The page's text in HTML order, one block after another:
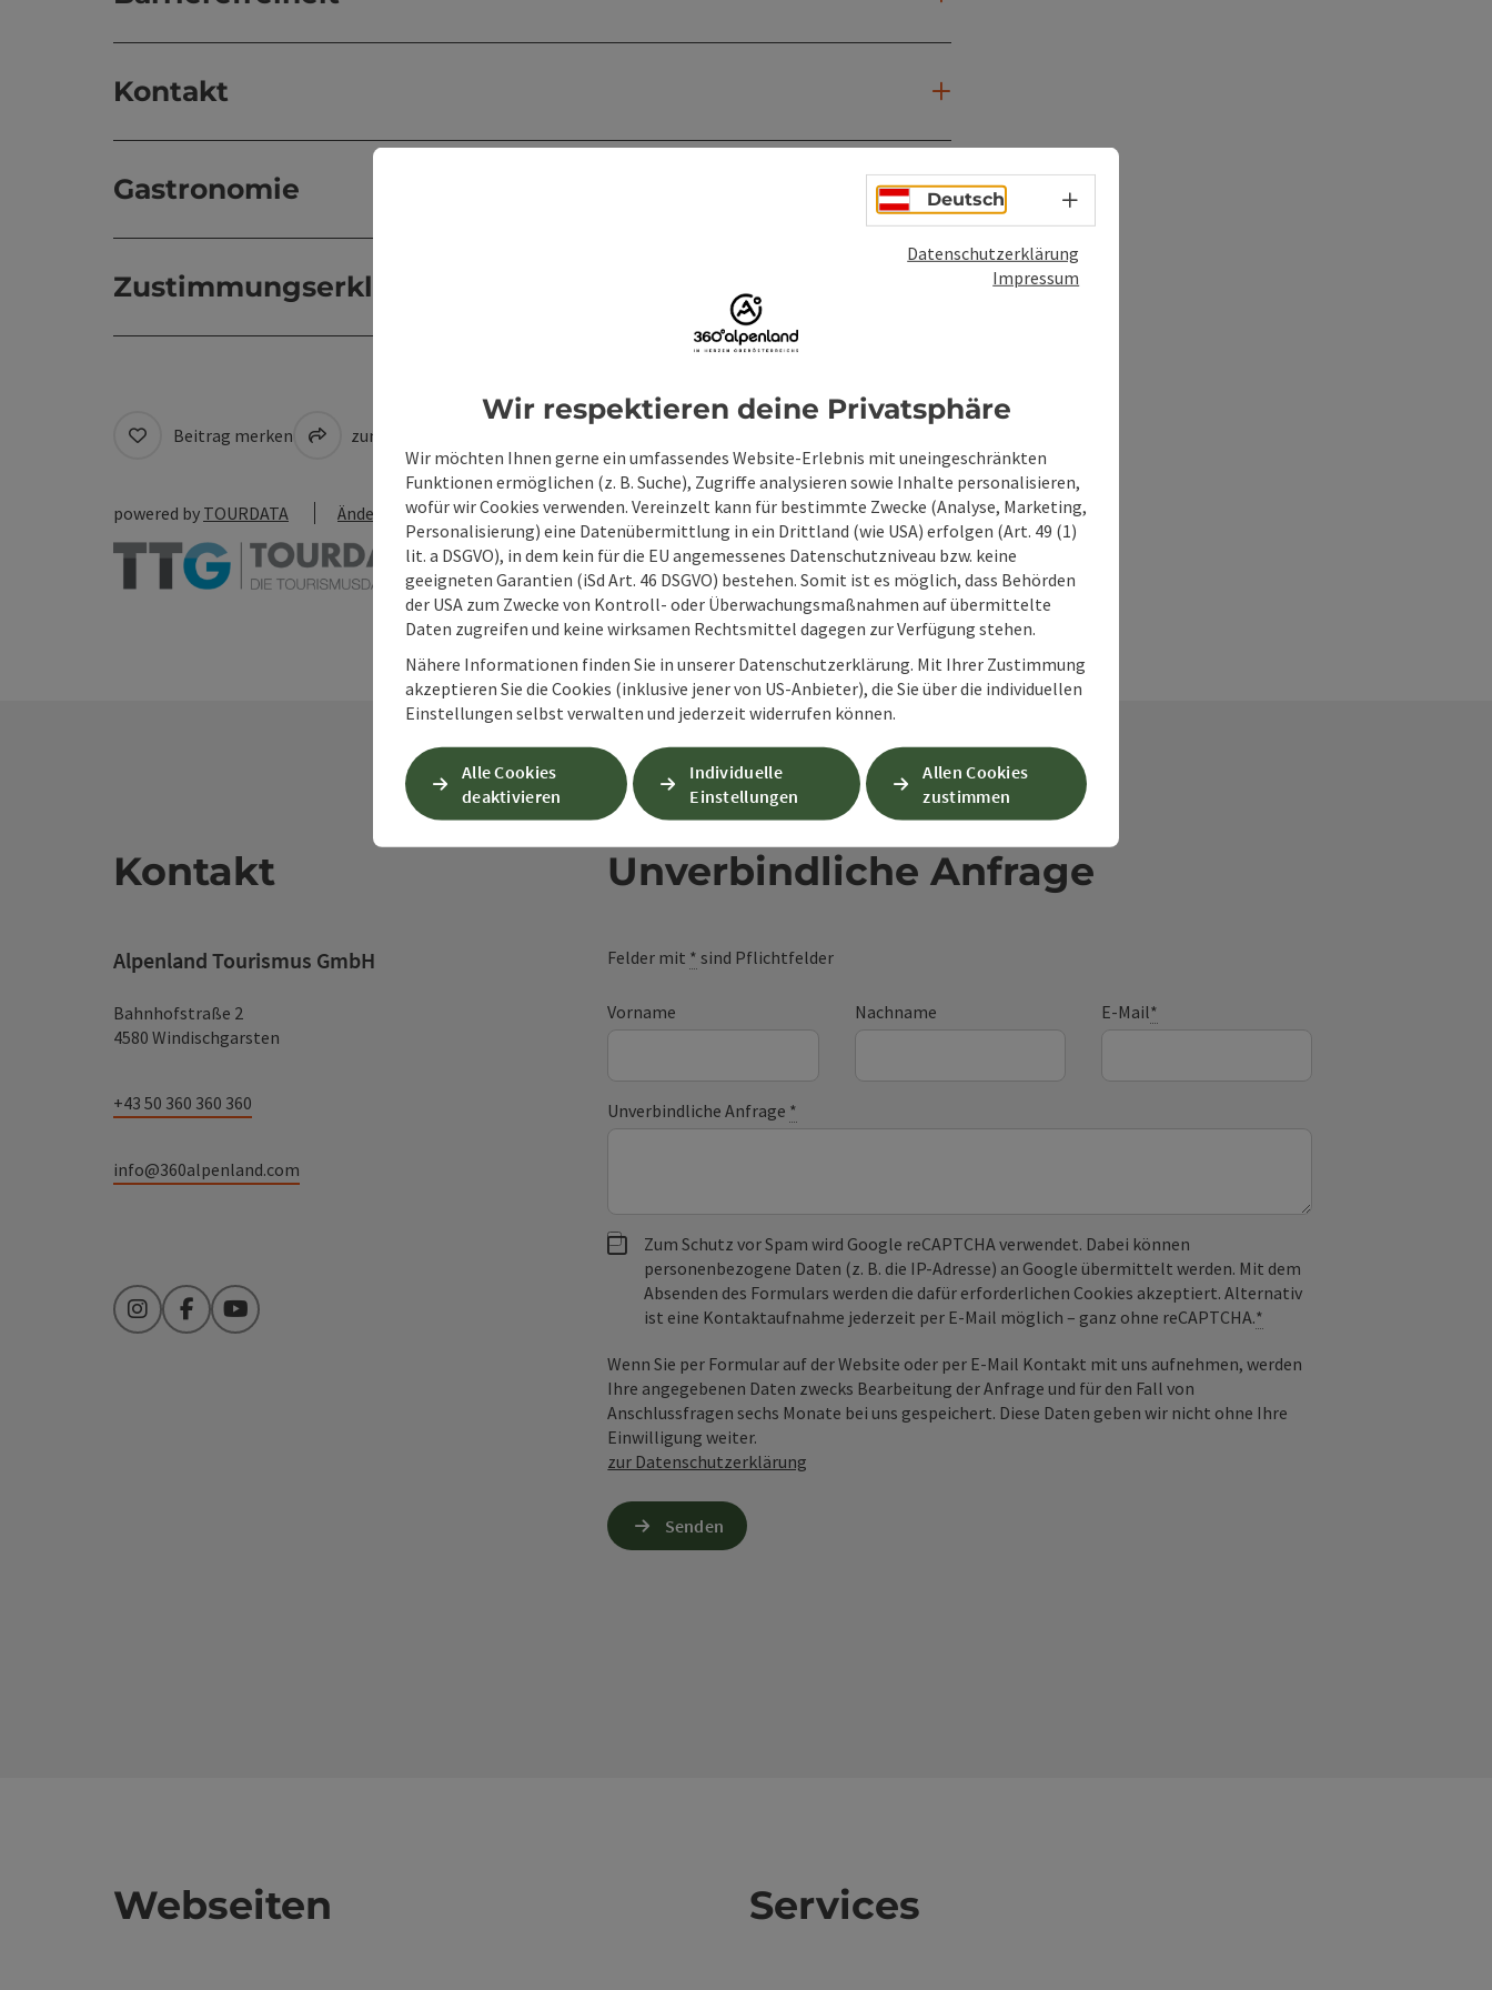
Kontakt
Gastronomie
Zustimmungserklärung
Beitrag merken zum Merkzettel
powered by TOURDATA Änderung vorschlagen
Kontakt
Alpenland Tourismus GmbH
Bahnhofstraße 2
4580 Windischgarsten
+43 50 360 360 360
info@360alpenland.com
InstagramFacebookYouTube
Unverbindliche Anfrage
Felder mit * sind Pflichtfelder
Vorname Nachname E-Mail*
Unverbindliche Anfrage *
Zum Schutz vor Spam wird Google reCAPTCHA verwendet. Dabei können
personenbezogene Daten (z. B. die IP-Adresse) an Google übermittelt werden. Mit dem
Absenden des Formulars werden die dafür erforderlichen Cookies akzeptiert. Alternativ
ist eine Kontaktaufnahme jederzeit per E-Mail möglich – ganz ohne reCAPTCHA.*
Wenn Sie per Formular auf der Website oder per E-Mail Kontakt mit uns aufnehmen, werden
Ihre angegebenen Daten zwecks Bearbeitung der Anfrage und für den Fall von
Anschlussfragen sechs Monate bei uns gespeichert. Diese Daten geben wir nicht ohne Ihre
Einwilligung weiter.
zur Datenschutzerklärung
Senden
Webseiten Services
Deutsch Sprachwahl - Menü öffnen
Datenschutzerklärung
Impressum
Wir respektieren deine Privatsphäre
Wir möchten Ihnen gerne ein umfassendes Website-Erlebnis mit uneingeschränkten
Funktionen ermöglichen (z. B. Suche), Zugriffe analysieren sowie Inhalte personalisieren,
wofür wir Cookies verwenden. Vereinzelt kann für bestimmte Zwecke (Analyse, Marketing,
Personalisierung) eine Datenübermittlung in ein Drittland (wie USA) erfolgen (Art. 49 (1)
lit. a DSGVO), in dem kein für die EU angemessenes Datenschutzniveau bzw. keine
geeigneten Garantien (iSd Art. 46 DSGVO) bestehen. Somit ist es möglich, dass Behörden
der USA zum Zwecke von Kontroll- oder Überwachungsmaßnahmen auf übermittelte
Daten zugreifen und keine wirksamen Rechtsmittel dagegen zur Verfügung stehen.
Nähere Informationen finden Sie in unserer Datenschutzerklärung. Mit Ihrer Zustimmung
akzeptieren Sie die Cookies (inklusive jener von US-Anbieter), die Sie über die individuellen
Einstellungen selbst verwalten und jederzeit widerrufen können.
Alle Cookies
deaktivieren
Individuelle
Einstellungen
Allen Cookies
zustimmen